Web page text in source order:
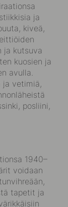
ja
kiveä,
ja kutsuva
kuosien ja
avulla.
ja vetimiä,
posliini,
1940–
voidaan
tapetit ja